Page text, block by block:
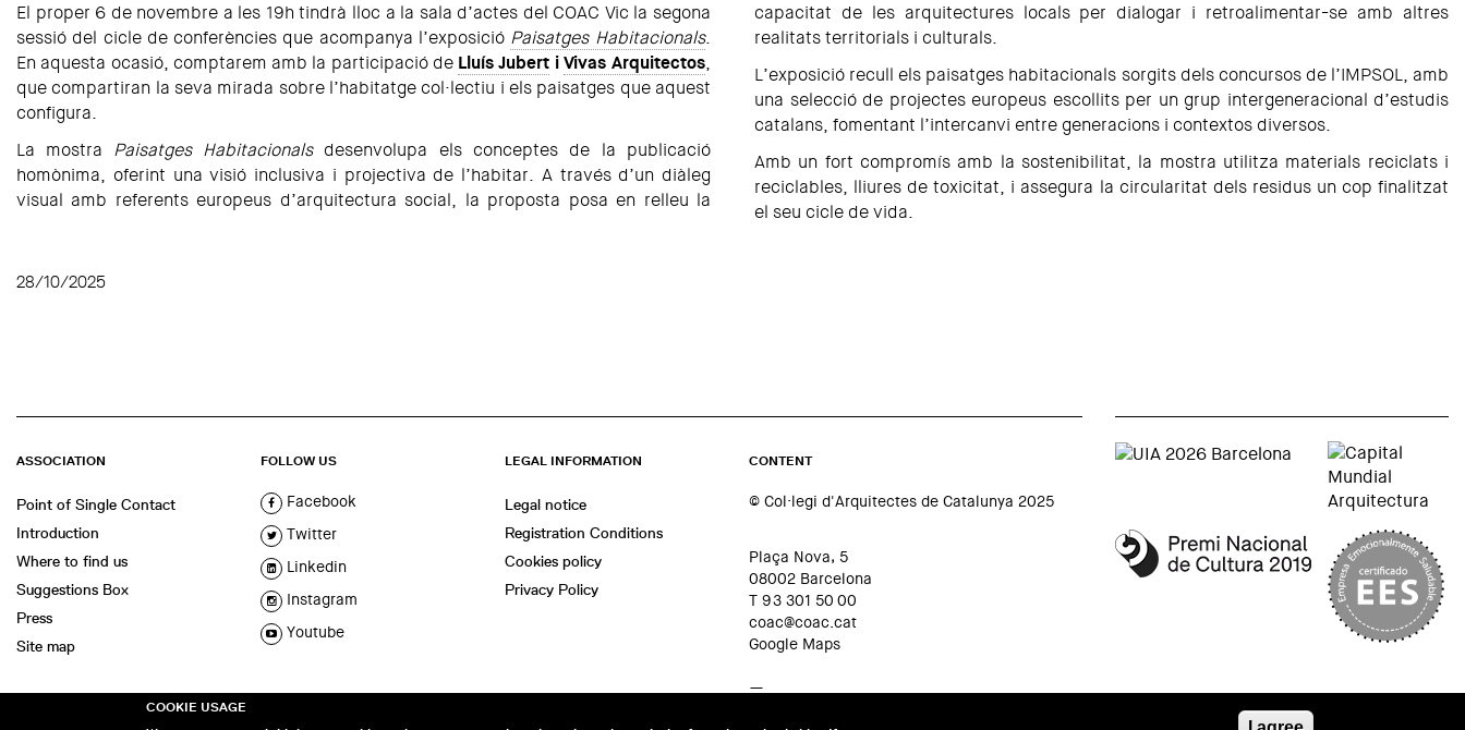
El proper 6 de novembre a les 19h tindrà lloc a la sala d’actes del COAC Vic la segona
sessió del cicle de conferències que acompanya l’exposició Paisatges Habitacionals.
En aquesta ocasió, comptarem amb la participació de Lluís Jubert iVivas Arquitectos,
que compartiran la seva mirada sobre l’habitatge col·lectiu i els paisatges que aquest
configura.
La mostra Paisatges Habitacionalsdesenvolupa els conceptes de la publicació
homònima, oferint una visió inclusiva i projectiva de l’habitar. A través d’un diàleg
visual amb referents europeus d’arquitectura social, la proposta posa en relleu la
capacitat de les arquitectures locals per dialogar i retroalimentar-se amb altres
realitats territorials i culturals.
L’exposició recull els paisatges habitacionals sorgits dels concursos de l’IMPSOL, amb
una selecció de projectes europeus escollits per un grup intergeneracional d’estudis
catalans, fomentant l’intercanvi entre generacions i contextos diversos.
Amb un fort compromís amb la sostenibilitat, la mostra utilitza materials reciclats i
reciclables, lliures de toxicitat, i assegura la circularitat dels residus un cop finalitzat
el seu cicle de vida.
28/10/2025
ASSOCIATION
Point of Single Contact
Introduction
Where to find us
Suggestions Box
Press
Site map
FOLLOW US
Facebook
Twitter
Linkedin
Instagram
Youtube
LEGAL INFORMATION
Legal notice
Registration Conditions
Cookies policy
Privacy Policy
CONTENT
© Col·legi d'Arquitectes de Catalunya 2025
Plaça Nova, 5
08002 Barcelona
T 93 301 50 00
coac@coac.cat
Google Maps
—
COOKIE USAGE